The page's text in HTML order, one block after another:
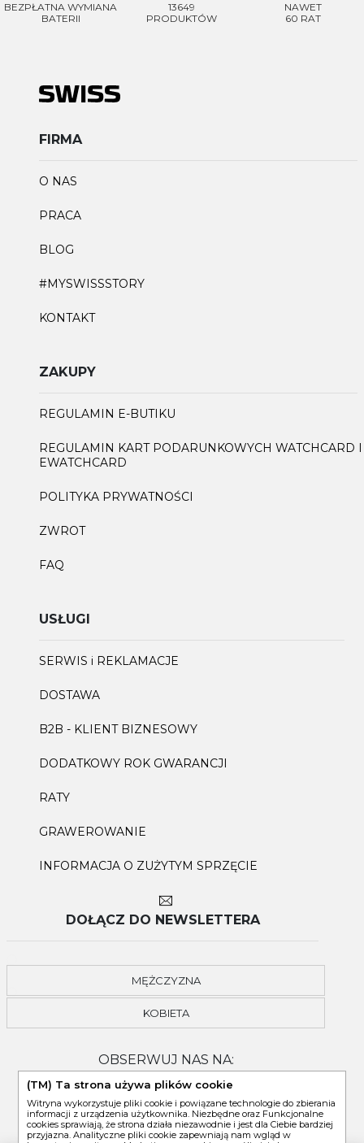
BEZPŁATNA WYMIANA
BATERII
13649
PRODUKTÓW
NAWET
60 RAT
FIRMA
O NAS
PRACA
BLOG
#MYSWISSSTORY
KONTAKT
ZAKUPY
REGULAMIN E-BUTIKU
REGULAMIN KART PODARUNKOWYCH WATCHCARD I
EWATCHCARD
POLITYKA PRYWATNOŚCI
ZWROT
FAQ
USŁUGI
SERWIS i REKLAMACJE
DOSTAWA
B2B - KLIENT BIZNESOWY
DODATKOWY ROK GWARANCJI
RATY
GRAWEROWANIE
INFORMACJA O ZUŻYTYM SPRZĘCIE
DOŁĄCZ DO NEWSLETTERA
MĘŻCZYZNA
KOBIETA
OBSERWUJ NAS NA:
(TM) Ta strona używa plików cookie
Witryna wykorzystuje pliki cookie i powiązane technologie do zbierania
informacji z urządzenia użytkownika. Niezbędne oraz Funkcjonalne
cookies sprawiają, że strona działa niezawodnie i jest dla Ciebie bardziej
przyjazna. Analityczne pliki cookie zapewniają nam wgląd w